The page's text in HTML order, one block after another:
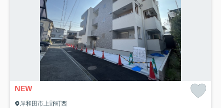
NEW
岸和田市上野町西